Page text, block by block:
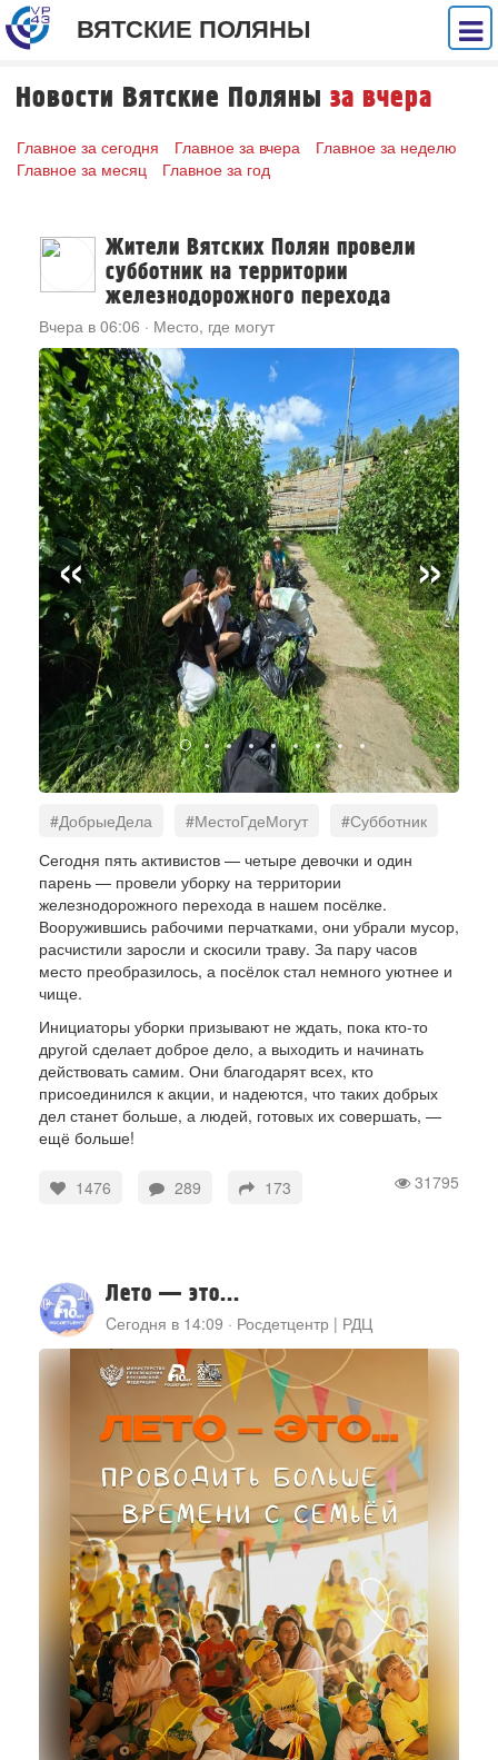
ВЯТСКИЕ ПОЛЯНЫ
Новости Вятские Поляны за вчера
Главное за сегодня Главное за вчера
Главное за неделю
Главное за месяц
Главное за год
Жители Вятских Полян провели
субботник на территории
железнодорожного перехода
Вчера в 06:06 · Место, где могут
« »
#ДобрыеДела #МестоГдеМогут
#Субботник
#ДвижениеПервых
#ЧистыйПосёлок
#ВместеМыМожем
Сегодня пять активистов — четыре девочки и один
парень — провели уборку на территории
железнодорожного перехода в нашем посёлке.
Вооружившись рабочими перчатками, они убрали мусор,
расчистили заросли и скосили траву. За пару часов
место преобразилось, а посёлок стал немного уютнее и
чище.
Инициаторы уборки призывают не ждать, пока кто-то
другой сделает доброе дело, а выходить и начинать
действовать самим. Они благодарят всех, кто
присоединился к акции, и надеются, что таких добрых
дел станет больше, а людей, готовых их совершать, —
ещё больше!
31795
1476 289 173
Лето — это...
Cегодня в 14:09 · Росдетцентр | РДЦ